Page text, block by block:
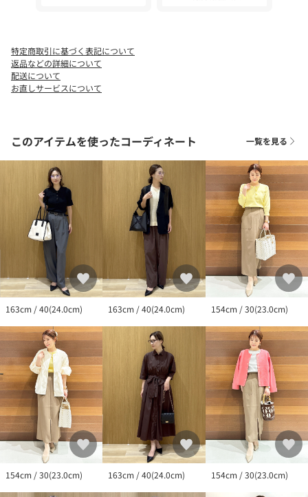
特定商取引に基づく表記について
返品などの詳細について
配送について
お直しサービスについて
このアイテムを使ったコーディネート 一覧を見る
163cm / 40(24.0cm) 163cm / 40(24.0cm) 154cm / 30(23.0cm)
154cm / 30(23.0cm) 163cm / 40(24.0cm) 154cm / 30(23.0cm)